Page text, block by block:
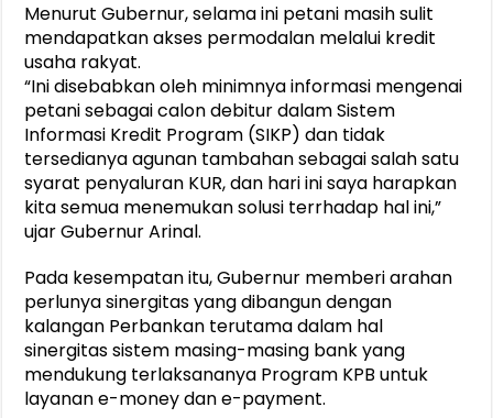
Menurut Gubernur, selama ini petani masih sulit
mendapatkan akses permodalan melalui kredit
usaha rakyat.
“Ini disebabkan oleh minimnya informasi mengenai
petani sebagai calon debitur dalam Sistem
Informasi Kredit Program (SIKP) dan tidak
tersedianya agunan tambahan sebagai salah satu
syarat penyaluran KUR, dan hari ini saya harapkan
kita semua menemukan solusi terrhadap hal ini,”
ujar Gubernur Arinal.
Pada kesempatan itu, Gubernur memberi arahan
perlunya sinergitas yang dibangun dengan
kalangan Perbankan terutama dalam hal
sinergitas sistem masing-masing bank yang
mendukung terlaksananya Program KPB untuk
layanan e-money dan e-payment.